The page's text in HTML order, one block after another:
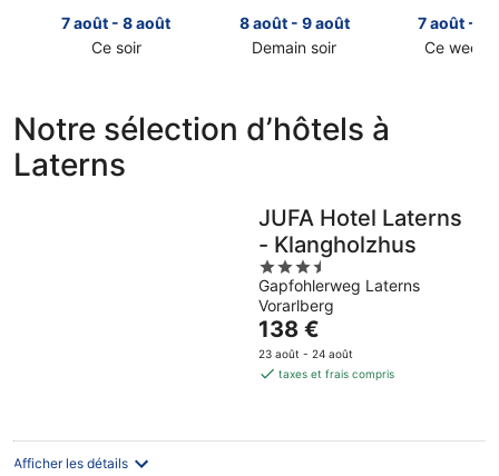
7 août - 8 août
Ce soir
à
Laterns
pour
8 août - 9 août
Demain soir
prix
à
soir,
août
août
7 août - 9
Ce week-
week-
end,
août
Notre sélection d’hôtels à
Laterns
JUFA Hotel Laterns
- Klangholzhus
3.5
out
of
5
Gapfohlerweg Laterns
Vorarlberg
Le
prix
est
par
138 €
23 août - 24 août
taxes et frais compris
Afficher les détails